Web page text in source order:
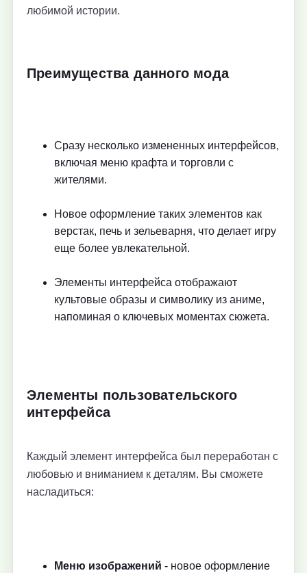
любимой истории.
Преимущества данного мода
Сразу несколько измененных интерфейсов,
включая меню крафта и торговли с
жителями.
Новое оформление таких элементов как
верстак, печь и зельеварня, что делает игру
еще более увлекательной.
Элементы интерфейса отображают
культовые образы и символику из аниме,
напоминая о ключевых моментах сюжета.
Элементы пользовательского
интерфейса
Каждый элемент интерфейса был переработан с
любовью и вниманием к деталям. Вы сможете
насладиться:
Меню изображений - новое оформление